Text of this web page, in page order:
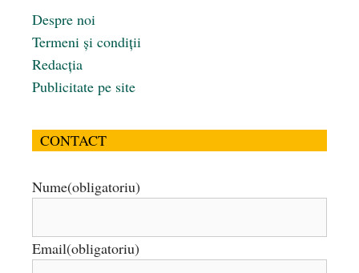
Despre noi
Termeni și condiții
Redacția
Publicitate pe site
CONTACT
Nume(obligatoriu)
Email(obligatoriu)